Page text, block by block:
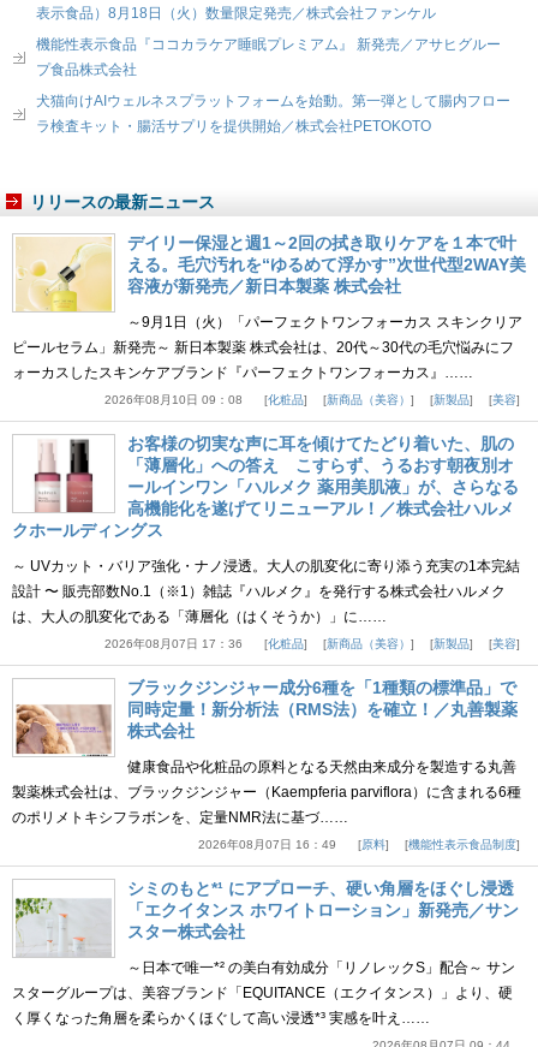
表示食品）8月18日（火）数量限定発売／株式会社ファンケル
機能性表示食品『ココカラケア睡眠プレミアム』 新発売／アサヒグルー
プ食品株式会社
犬猫向けAIウェルネスプラットフォームを始動。第一弾として腸内フロー
ラ検査キット・腸活サプリを提供開始／株式会社PETOKOTO
リリースの最新ニュース
デイリー保湿と週1～2回の拭き取りケアを１本で叶
える。毛穴汚れを“ゆるめて浮かす”次世代型2WAY美
容液が新発売／新日本製薬 株式会社
～9月1日（火）「パーフェクトワンフォーカス スキンクリア
ピールセラム」新発売～ 新日本製薬 株式会社は、20代～30代の毛穴悩みにフ
ォーカスしたスキンケアブランド『パーフェクトワンフォーカス』……
2026年08月10日 09：08 化粧品 新商品（美容） 新製品 美容
お客様の切実な声に耳を傾けてたどり着いた、肌の
「薄層化」への答え こすらず、うるおす朝夜別オ
ールインワン「ハルメク 薬用美肌液」が、さらなる
高機能化を遂げてリニューアル！／株式会社ハルメ
クホールディングス
～ UVカット・バリア強化・ナノ浸透。大人の肌変化に寄り添う充実の1本完結
設計 〜 販売部数No.1（※1）雑誌『ハルメク』を発行する株式会社ハルメク
は、大人の肌変化である「薄層化（はくそうか）」に……
2026年08月07日 17：36 化粧品 新商品（美容） 新製品 美容
ブラックジンジャー成分6種を「1種類の標準品」で
同時定量！新分析法（RMS法）を確立！／丸善製薬
株式会社
健康食品や化粧品の原料となる天然由来成分を製造する丸善
製薬株式会社は、ブラックジンジャー（Kaempferia parviflora）に含まれる6種
のポリメトキシフラボンを、定量NMR法に基づ……
2026年08月07日 16：49 原料 機能性表示食品制度
シミのもと*¹ にアプローチ、硬い角層をほぐし浸透
「エクイタンス ホワイトローション」新発売／サン
スター株式会社
～日本で唯一*² の美白有効成分「リノレックS」配合～ サン
スターグループは、美容ブランド「EQUITANCE（エクイタンス）」より、硬
く厚くなった角層を柔らかくほぐして高い浸透*³ 実感を叶え……